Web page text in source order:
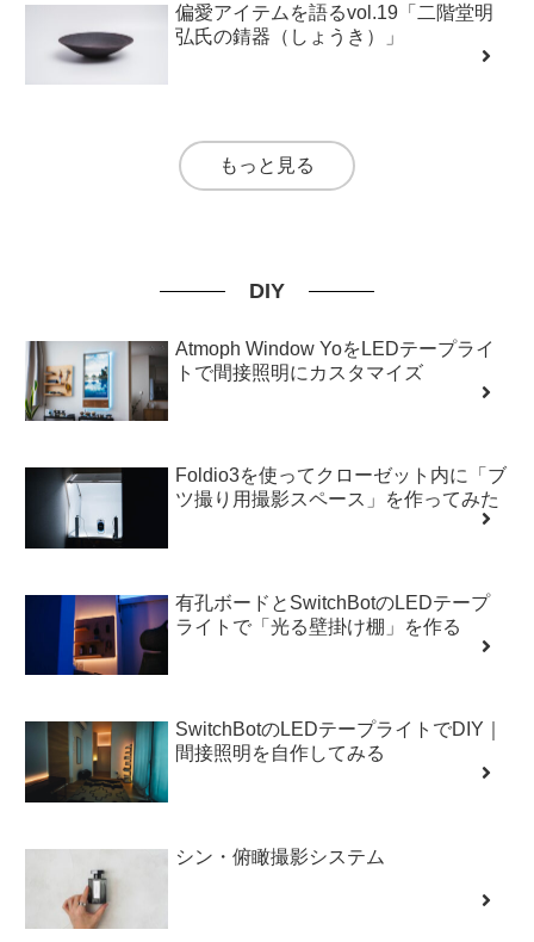
偏愛アイテムを語るvol.19「二階堂明
弘氏の錆器（しょうき）」
もっと見る
DIY
Atmoph Window YoをLEDテープライ
トで間接照明にカスタマイズ
Foldio3を使ってクローゼット内に「ブ
ツ撮り用撮影スペース」を作ってみた
有孔ボードとSwitchBotのLEDテープ
ライトで「光る壁掛け棚」を作る
SwitchBotのLEDテープライトでDIY｜
間接照明を自作してみる
シン・俯瞰撮影システム